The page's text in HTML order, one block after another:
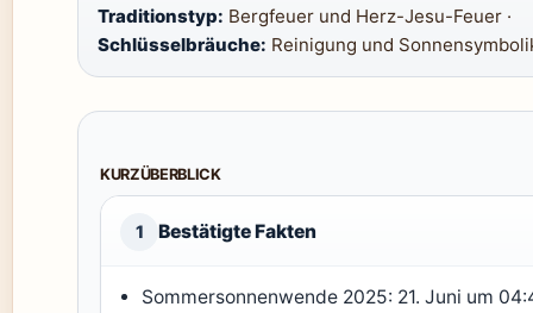
Traditionstyp: Bergfeuer und Herz-Jesu-Feuer ·
Schlüsselbräuche: Reinigung und
KURZÜBERBLICK
1 Bestätigte Fakten
Sommersonnenwende 2025: 21. Juni um